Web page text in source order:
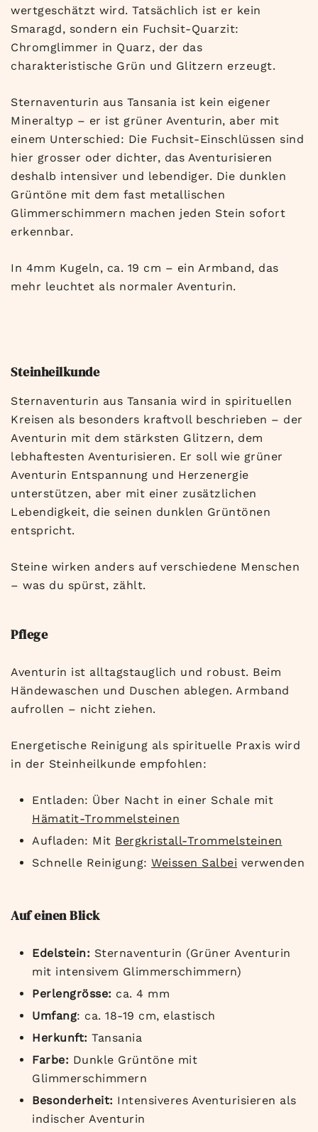
wertgeschätzt wird. Tatsächlich ist er kein
Smaragd, sondern ein Fuchsit-Quarzit:
Chromglimmer in Quarz, der das
charakteristische Grün und Glitzern erzeugt.
Sternaventurin aus Tansania ist kein eigener
Mineraltyp – er ist grüner Aventurin, aber mit
einem Unterschied: Die Fuchsit-Einschlüssen sind
hier grosser oder dichter, das Aventurisieren
deshalb intensiver und lebendiger. Die dunklen
Grüntöne mit dem fast metallischen
Glimmerschimmern machen jeden Stein sofort
erkennbar.
In 4mm Kugeln, ca. 19 cm – ein Armband, das
mehr leuchtet als normaler Aventurin.
Steinheilkunde
Sternaventurin aus Tansania wird in spirituellen
Kreisen als besonders kraftvoll beschrieben – der
Aventurin mit dem stärksten Glitzern, dem
lebhaftesten Aventurisieren. Er soll wie grüner
Aventurin Entspannung und Herzenergie
unterstützen, aber mit einer zusätzlichen
Lebendigkeit, die seinen dunklen Grüntönen
entspricht.
Steine wirken anders auf verschiedene Menschen
– was du spürst, zählt.
Pflege
Aventurin ist alltagstauglich und robust. Beim
Händewaschen und Duschen ablegen. Armband
aufrollen – nicht ziehen.
Energetische Reinigung als spirituelle Praxis wird
in der Steinheilkunde empfohlen:
Entladen: Über Nacht in einer Schale mit
Hämatit-Trommelsteinen
Aufladen: Mit Bergkristall-Trommelsteinen
Schnelle Reinigung: Weissen Salbei verwenden
Auf einen Blick
Edelstein: Sternaventurin (Grüner Aventurin
mit intensivem Glimmerschimmern)
Perlengrösse: ca. 4 mm
Umfang: ca. 18-19 cm, elastisch
Herkunft: Tansania
Farbe: Dunkle Grüntöne mit
Glimmerschimmern
Besonderheit: Intensiveres Aventurisieren als
indischer Aventurin